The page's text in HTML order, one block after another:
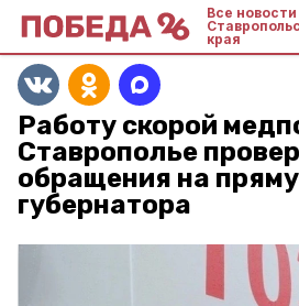
Все новости
края
Работу скорой
Ставрополье
обращения на
губернатора